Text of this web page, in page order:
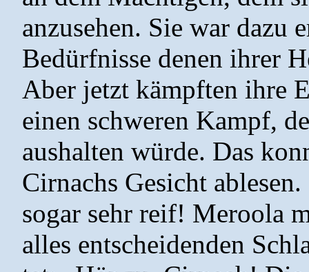
anzusehen. Sie war dazu
Bedürfnisse denen ihrer
Aber jetzt kämpften ihre
einen schweren Kampf,
aushalten würde. Das
Cirnachs Gesicht
sogar sehr reif! Meroola
alles entscheidenden